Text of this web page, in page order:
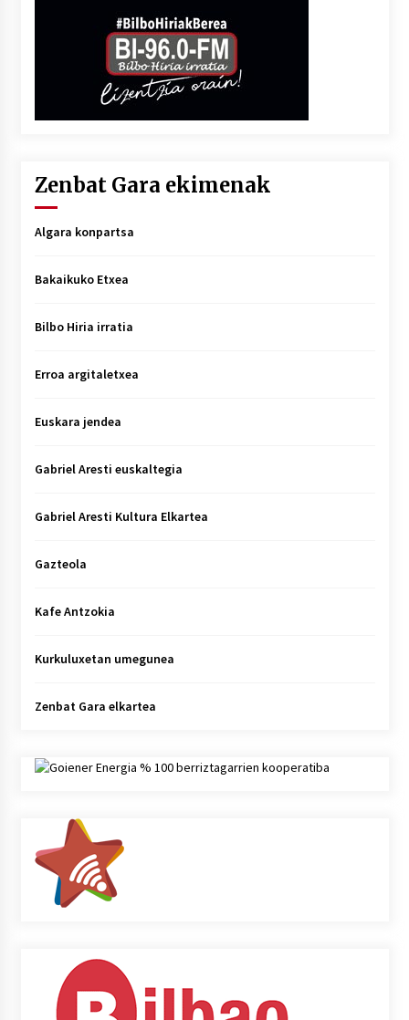
Zenbat Gara ekimenak
Algara konpartsa
Bakaikuko Etxea
Bilbo Hiria irratia
Erroa argitaletxea
Euskara jendea
Gabriel Aresti euskaltegia
Gabriel Aresti Kultura Elkartea
Gazteola
Kafe Antzokia
Kurkuluxetan umegunea
Zenbat Gara elkartea